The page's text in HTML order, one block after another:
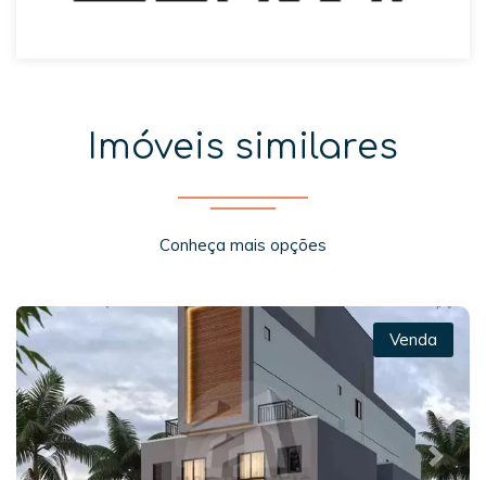
Imóveis similares
Conheça mais opções
Previous Next
Venda